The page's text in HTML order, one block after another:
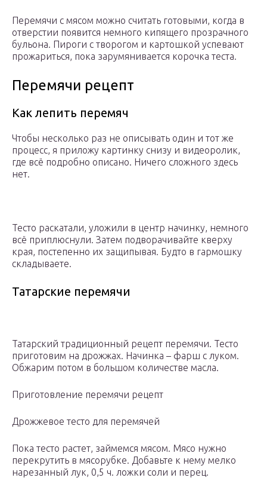
Перемячи с мясом можно считать готовыми, когда в
отверстии появится немного кипящего прозрачного
бульона. Пироги с творогом и картошкой успевают
прожариться, пока зарумянивается корочка теста.
Перемячи рецепт
Как лепить перемяч
Чтобы несколько раз не описывать один и тот же
процесс, я приложу картинку снизу и видеоролик,
где всё подробно описано. Ничего сложного здесь
нет.
Тесто раскатали, уложили в центр начинку, немного
всё приплюснули. Затем подворачивайте кверху
края, постепенно их защипывая. Будто в гармошку
складываете.
Татарские перемячи
Татарский традиционный рецепт перемячи. Тесто
приготовим на дрожжах. Начинка – фарш с луком.
Обжарим потом в большом количестве масла.
Приготовление перемячи рецепт
Дрожжевое тесто для перемячей
Пока тесто растет, займемся мясом. Мясо нужно
перекрутить в мясорубке. Добавьте к нему мелко
нарезанный лук, 0,5 ч. ложки соли и перец.